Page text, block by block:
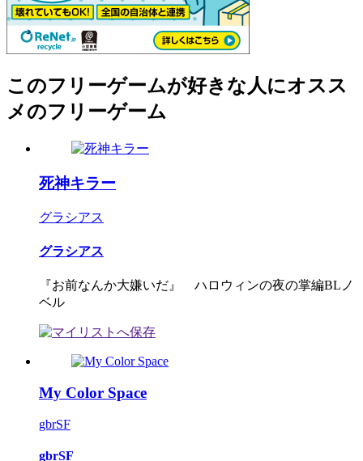
このフリーゲームが好きな人にオスス
メのフリーゲーム
死神キラー
グラシアス
グラシアス
『お前なんか大嫌いだ』 ハロウィンの夜の掌編BLノ
ベル
My Color Space
gbrSF
gbrSF